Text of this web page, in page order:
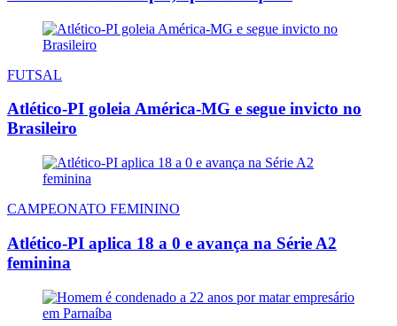
FUTSAL
Atlético-PI goleia América-MG e segue invicto no
Brasileiro
CAMPEONATO FEMININO
Atlético-PI aplica 18 a 0 e avança na Série A2
feminina